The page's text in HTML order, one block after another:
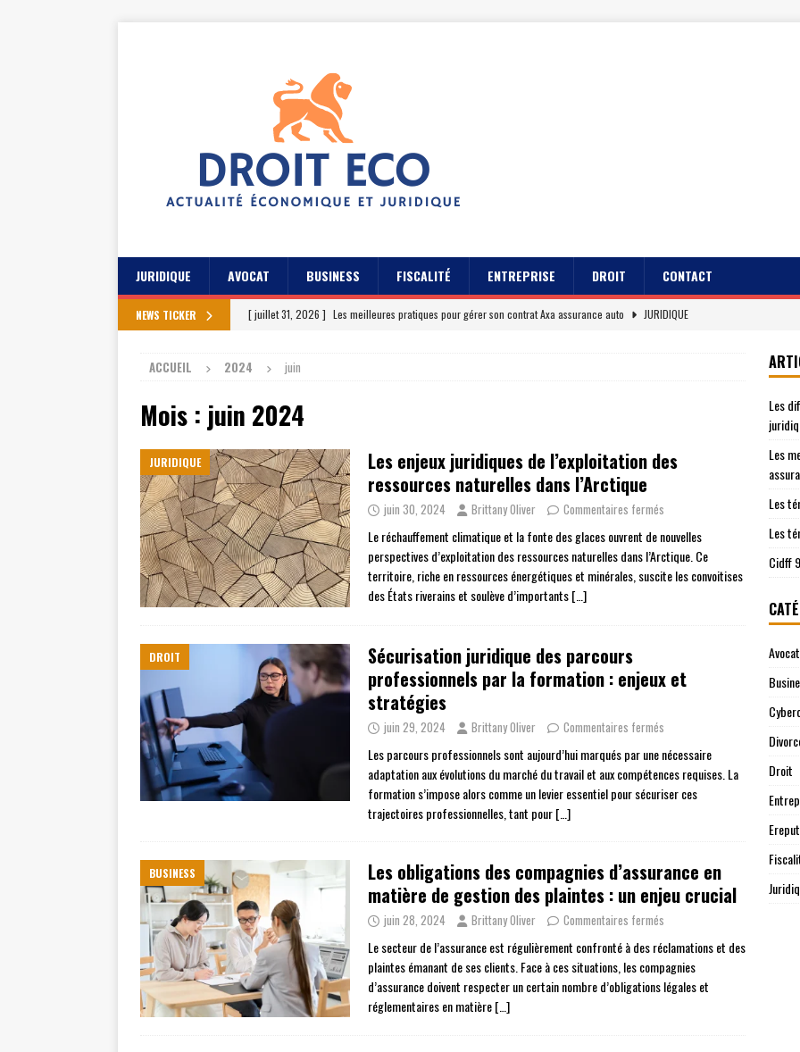
JURIDIQUE AVOCAT BUSINESS FISCALITÉ ENTREPRISE DROIT CONTACT
NEWS TICKER [ juillet 31, 2026 ] Les meilleures pratiques pour gérer son contrat Axa assurance auto
JURIDIQUE
[ juillet 23, 2026 ]
[ juillet 19, 2026 ]
ACCUEIL 2024 juin
Mois : juin 2024
JURIDIQUE
Les enjeux juridiques de l’exploitation des
ressources naturelles dans l’Arctique
juin 30, 2024 Brittany Oliver Commentaires fermés
Le réchauffement climatique et la fonte des glaces ouvrent de nouvelles
perspectives d’exploitation des ressources naturelles dans l’Arctique. Ce
territoire, riche en ressources énergétiques et minérales, suscite les convoitises
des États riverains et soulève d’importants[…]
DROIT
Sécurisation juridique des parcours
professionnels par la formation : enjeux et
stratégies
juin 29, 2024 Brittany Oliver Commentaires fermés
Les parcours professionnels sont aujourd’hui marqués par une nécessaire
adaptation aux évolutions du marché du travail et aux compétences requises. La
formation s’impose alors comme un levier essentiel pour sécuriser ces
trajectoires professionnelles, tant pour[…]
BUSINESS
Les obligations des compagnies d’assurance en
matière de gestion des plaintes : un enjeu crucial
juin 28, 2024 Brittany Oliver Commentaires fermés
Le secteur de l’assurance est régulièrement confronté à des réclamations et des
plaintes émanant de ses clients. Face à ces situations, les compagnies
d’assurance doivent respecter un certain nombre d’obligations légales et
réglementaires en matière[…]
Les
Les
Les
Les
Cidff
Avocat
Droit